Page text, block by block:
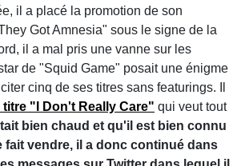
il a placé la promotion de son
Got Amnesia" sous le signe de la
il a mal pris une vanne sur les
de "Squid Game" posait une énigme
cinq de ses titres sans featurings. Il
titre "I Don't Really Care" qui veut tout
bien chaud et qu'il est bien connu
fait vendre, il a donc continué dans